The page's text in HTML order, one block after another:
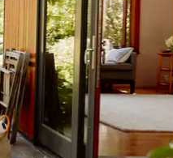
appuyant et en faisant glisser.